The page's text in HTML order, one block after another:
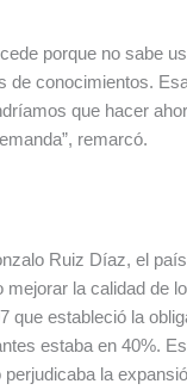
porque no sabe
de conocimientos.
que hacer
remarcó.
Ruiz Díaz, el
la calidad de
que estableció la
estaba en 40%.
la